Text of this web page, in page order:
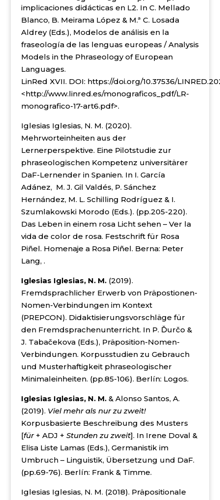
implicaciones didácticas en L2. In C. Mellado
Blanco, B. Meirama López & M.ª C. Losada
Aldrey (Eds.), Modelos de análisis en la
fraseología de las lenguas europeas / Analysis
Models in the Phraseology of European
Languages.
LinRed XVII. DOI: https://doi.org/10.37536/
<http://www.linred.es/monograficos_pdf/LR-
monografico-17-art6.pdf>.
Iglesias Iglesias, N. M. (2020).
Mehrworteinheiten aus der
Lernerperspektive. Eine Pilotstudie zur
phraseologischen Kompetenz universitärer
DaF-Lernender in Spanien. In I. García
Adánez, M. J. Gil Valdés, P. Sánchez
Hernández, M. L. Schilling Rodríguez & I.
Szumlakowski Morodo (Eds.). (pp.205-220).
Das Leben in einem rosa Licht sehen – Ver la
vida de color de rosa. Festschrift für Rosa
Piñel. Homenaje a Rosa Piñel. Berna: Peter
Lang, .
Iglesias Iglesias, N. M.(2019).
Fremdsprachlicher Erwerb von Präpostionen-
Nomen-Verbindungen im Kontext
(PREPCON). Didaktisierungsvorschläge für
den Fremdsprachenunterricht. In P. Ďurčo &
J. Tabačekova (Eds.), Präposition-Nomen-
Verbindungen. Korpusstudien zu Gebrauch
und Musterhaftigkeit phraseologischer
Minimaleinheiten. (pp.85-106). Berlín: Logos.
Iglesias Iglesias, N. M.& Alonso Santos, A.
(2019). Viel mehr als nur zu zweit!
Korpusbasierte Beschreibung des Musters
[für + ADJ + Stunden zu zweit]. In Irene Doval &
Elisa Liste Lamas (Eds.), Germanistik im
Umbruch – Linguistik, Übersetzung und DaF.
(pp.69-76). Berlín: Frank & Timme.
Iglesias Iglesias, N. M. (2018). Präpositionale